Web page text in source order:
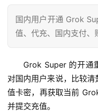
国内用户开通 Grok
值、代充、国内支付、
Grok Super 的开通
对国内用户来说，比较
值卡密，再获取当前
并提交充值。